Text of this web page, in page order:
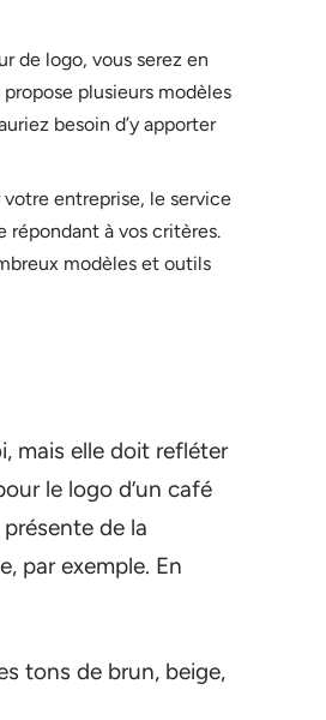
de logo, vous serez en
plusieurs modèles
besoin d’y apporter
entreprise, le service
répondant à vos critères.
modèles et outils
mais elle doit refléter
le logo d’un café
de la
par exemple. En
tons de brun, beige,